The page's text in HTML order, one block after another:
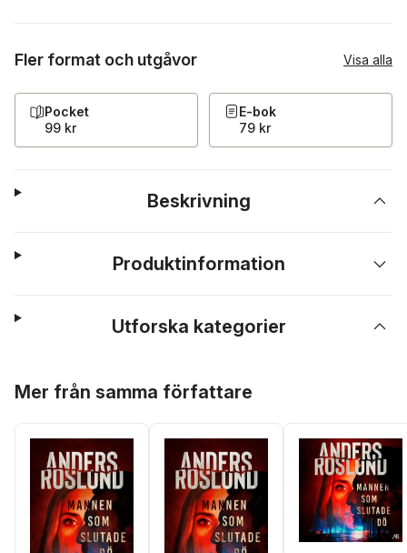
Fler format och utgåvor Visa alla
Pocket
99 kr
E-bok
79 kr
Beskrivning
Produktinformation
Utforska kategorier
Mer från samma författare